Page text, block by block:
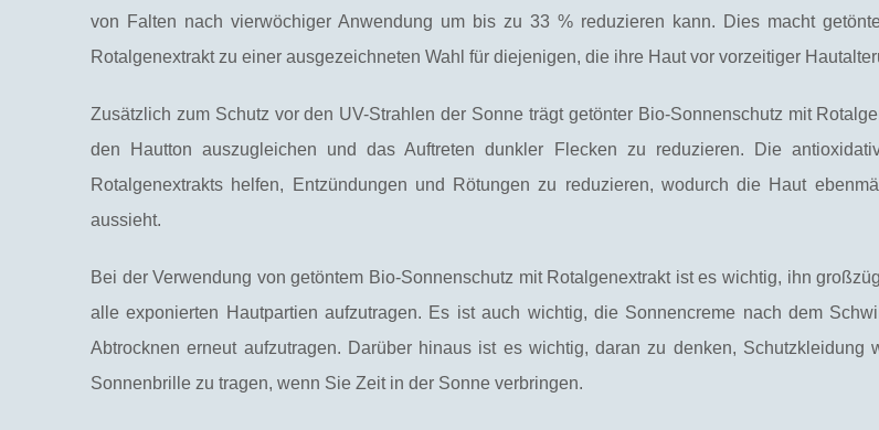
von Falten nach vierwöchiger Anwendung um bis zu 33 % reduzieren kann. Dies macht
Rotalgenextrakt zu einer ausgezeichneten Wahl für diejenigen, die ihre Haut vor vorzeitiger
Zusätzlich zum Schutz vor den UV-Strahlen der Sonne trägt getönter Bio-Sonnenschutz mit
den Hautton auszugleichen und das Auftreten dunkler Flecken zu reduzieren. Die
Rotalgenextrakts helfen, Entzündungen und Rötungen zu reduzieren, wodurch die Haut
aussieht.
Bei der Verwendung von getöntem Bio-Sonnenschutz mit Rotalgenextrakt ist es wichtig, ihn
alle exponierten Hautpartien aufzutragen. Es ist auch wichtig, die Sonnencreme nach dem
Abtrocknen erneut aufzutragen. Darüber hinaus ist es wichtig, daran zu denken, Schutzkleidung
Sonnenbrille zu tragen, wenn Sie Zeit in der Sonne verbringen.